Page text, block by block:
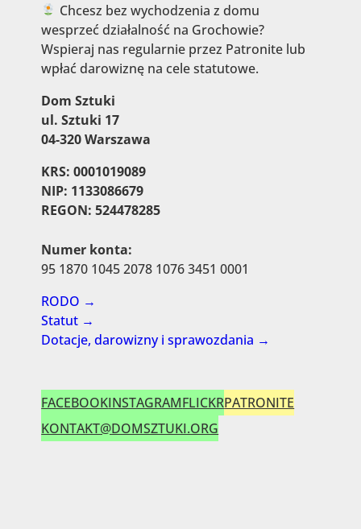
Chcesz bez wychodzenia z domu
wesprzeć działalność na Grochowie?
Wspieraj nas regularnie przez Patronite lub
wpłać darowiznę na cele statutowe.
Dom Sztuki
ul. Sztuki 17
04-320 Warszawa
KRS: 0001019089
NIP: 1133086679
REGON: 524478285
Numer konta:
95 1870 1045 2078 1076 3451 0001
RODO →
Statut →
Dotacje, darowizny i sprawozdania →
FACEBOOKINSTAGRAMFLICKRPATRONITE
KONTAKT@DOMSZTUKI.ORG